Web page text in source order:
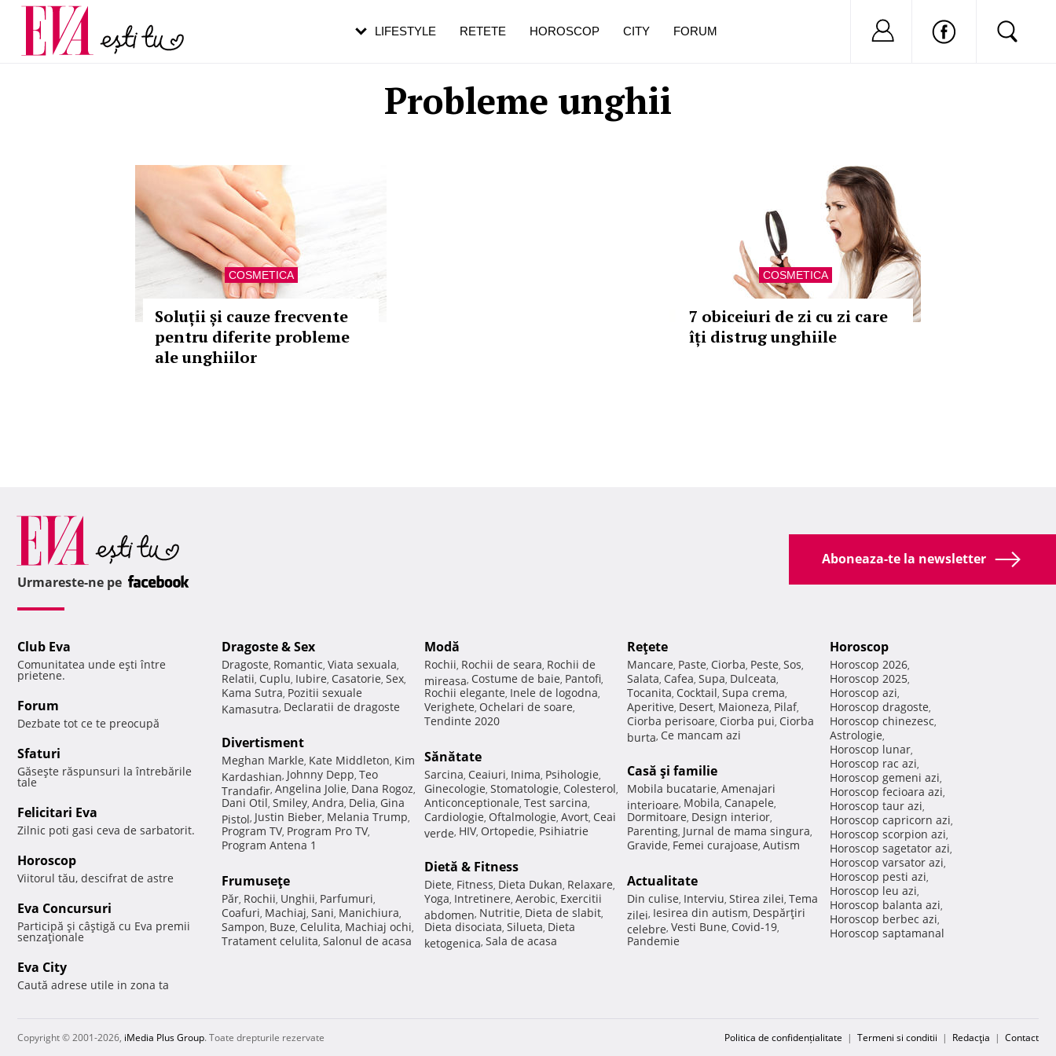
Probleme unghii
COSMETICA
Soluții și cauze frecvente
pentru diferite probleme
ale unghiilor
COSMETICA
7 obiceiuri de zi cu zi care
îți distrug unghiile
LIFESTYLE RETETE HOROSCOP CITY FORUM Nu ai cont?
Carieră
Actualitate
pe măsură ce înaintezi în vârstă
Aboneaza-te la newsletter
Urmareste-ne pe
Club Eva
Comunitatea unde eşti între
prietene.
Forum
Dezbate tot ce te preocupă
Sfaturi
Găseşte răspunsuri la întrebările
tale
Felicitari Eva
Zilnic poti gasi ceva de sarbatorit.
Horoscop
Viitorul tău, descifrat de astre
Eva Concursuri
Participă şi câştigă cu Eva premii
senzaţionale
Eva City
Caută adrese utile in zona ta
Dragoste & Sex
Dragoste, Romantic, Viata sexuala,
Relatii, Cuplu, Iubire, Casatorie, Sex,
Kama Sutra, Pozitii sexuale
Kamasutra, Declaratii de dragoste
Divertisment
Meghan Markle, Kate Middleton, Kim
Kardashian, Johnny Depp, Teo
Trandafir, Angelina Jolie, Dana Rogoz,
Dani Otil, Smiley, Andra, Delia, Gina
Pistol, Justin Bieber, Melania Trump,
Program TV, Program Pro TV,
Program Antena 1
Frumuseţe
Păr, Rochii, Unghii, Parfumuri,
Coafuri, Machiaj, Sani, Manichiura,
Sampon, Buze, Celulita, Machiaj ochi,
Tratament celulita, Salonul de acasa
Modă
Rochii, Rochii de seara, Rochii de
mireasa, Costume de baie, Pantofi,
Rochii elegante, Inele de logodna,
Verighete, Ochelari de soare,
Tendinte 2020
Sănătate
Sarcina, Ceaiuri, Inima, Psihologie,
Ginecologie, Stomatologie, Colesterol,
Anticonceptionale, Test sarcina,
Cardiologie, Oftalmologie, Avort, Ceai
verde, HIV, Ortopedie, Psihiatrie
Dietă & Fitness
Diete, Fitness, Dieta Dukan, Relaxare,
Yoga, Intretinere, Aerobic, Exercitii
abdomen, Nutritie, Dieta de slabit,
Dieta disociata, Silueta, Dieta
ketogenica, Sala de acasa
Reţete
Mancare, Paste, Ciorba, Peste, Sos,
Salata, Cafea, Supa, Dulceata,
Tocanita, Cocktail, Supa crema,
Aperitive, Desert, Maioneza, Pilaf,
Ciorba perisoare, Ciorba pui, Ciorba
burta, Ce mancam azi
Casă şi familie
Mobila bucatarie, Amenajari
interioare, Mobila, Canapele,
Dormitoare, Design interior,
Parenting, Jurnal de mama singura,
Gravide, Femei curajoase, Autism
Actualitate
Din culise, Interviu, Stirea zilei, Tema
zilei, Iesirea din autism, Despărţiri
celebre, Vesti Bune, Covid-19,
Pandemie
Horoscop
Horoscop 2026,
Horoscop 2025,
Horoscop azi,
Horoscop dragoste,
Horoscop chinezesc,
Astrologie,
Horoscop lunar,
Horoscop rac azi,
Horoscop gemeni azi,
Horoscop fecioara azi,
Horoscop taur azi,
Horoscop capricorn azi,
Horoscop scorpion azi,
Horoscop sagetator azi,
Horoscop varsator azi,
Horoscop pesti azi,
Horoscop leu azi,
Horoscop balanta azi,
Horoscop berbec azi,
Horoscop saptamanal
Copyright © 2001-2026, iMedia Plus Group. Toate drepturile rezervate Politica de confidențialitate | Termeni si conditii | Redacţia | Contact